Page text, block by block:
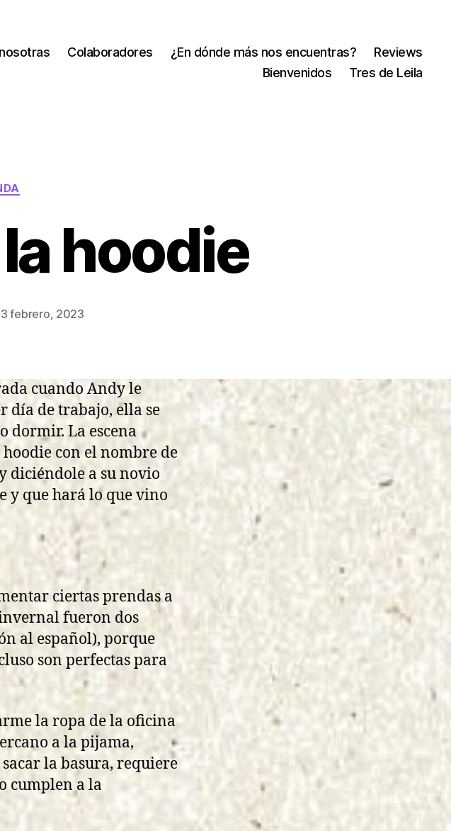
Colaboradores ¿En dónde más nos encuentras?
Reviews
Bienvenidos
Tres de Leila
hoodie
3 febrero, 2023
cuando Andy le
día de trabajo, ella se
dormir. La escena
con el nombre de
diciéndole a su novio
y que hará lo que vino
ciertas prendas a
fueron dos
al español), porque
son perfectas para
la ropa de la oficina
a la pijama,
la basura, requiere
cumplen a la